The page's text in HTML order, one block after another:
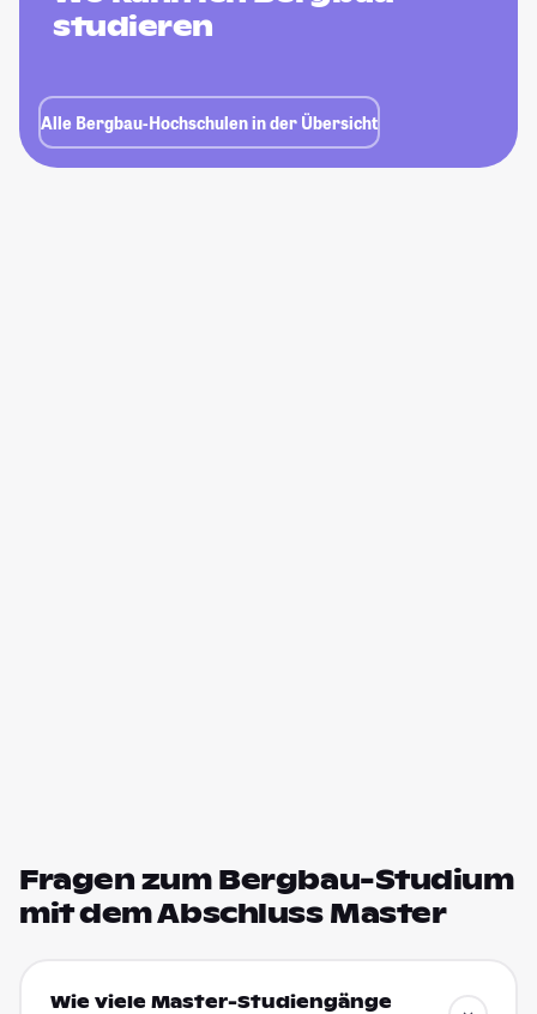
studieren
Alle Bergbau-Hochschulen in der Übersicht
Fragen zum Bergbau-Studium
mit dem Abschluss Master
Wie viele Master-Studiengänge